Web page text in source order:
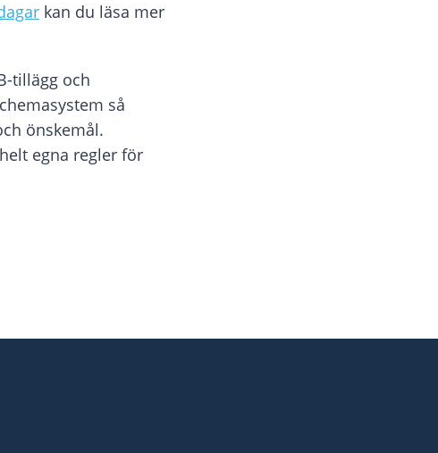
kan du läsa mer
tillägg och
så
önskemål.
egna regler för